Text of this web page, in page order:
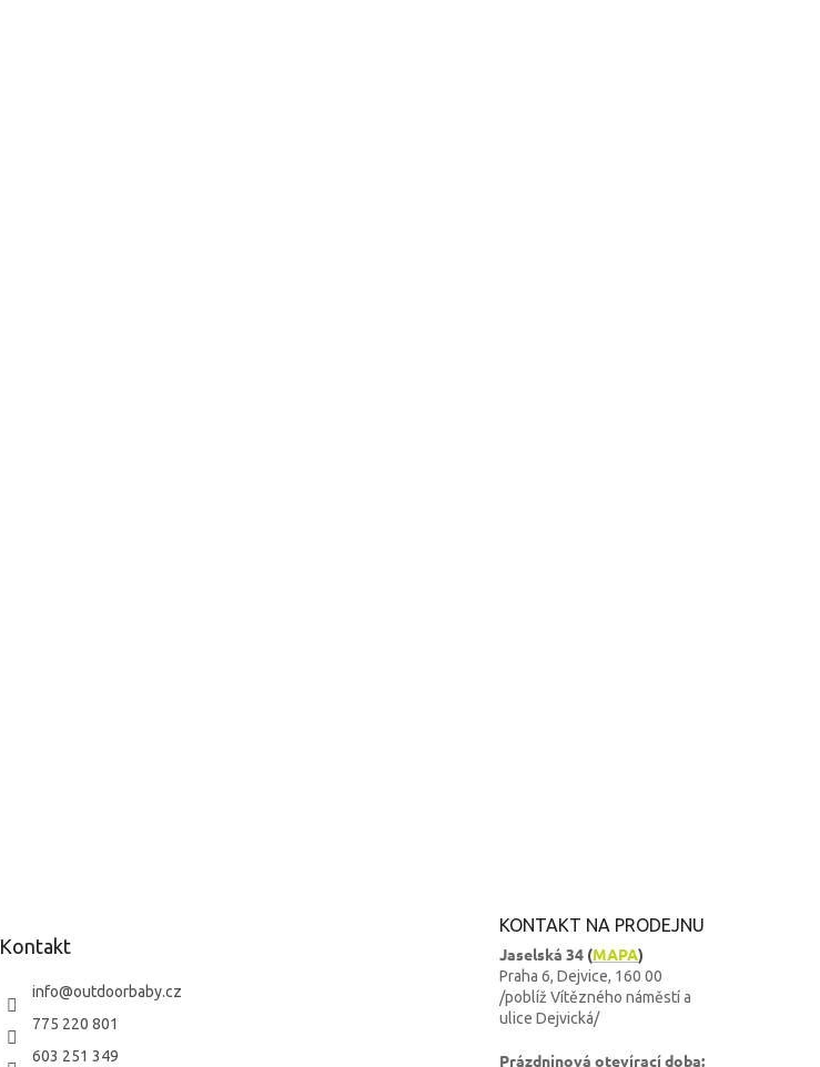
Kontakt
info@outdoorbaby.cz
775 220 801
603 251 349
KONTAKT NA PRODEJNU
Jaselská 34 (MAPA)
Praha 6, Dejvice, 160 00
/poblíž Vítězného náměstí a
ulice Dejvická/
Prázdninová otevírací doba: